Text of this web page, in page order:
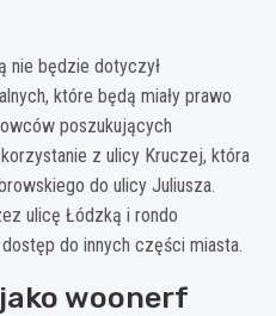
nie będzie dotyczył
które będą miały prawo
poszukujących
z ulicy Kruczej, która
do ulicy Juliusza.
ulicę Łódzką i rondo
do innych części miasta.
woonerf